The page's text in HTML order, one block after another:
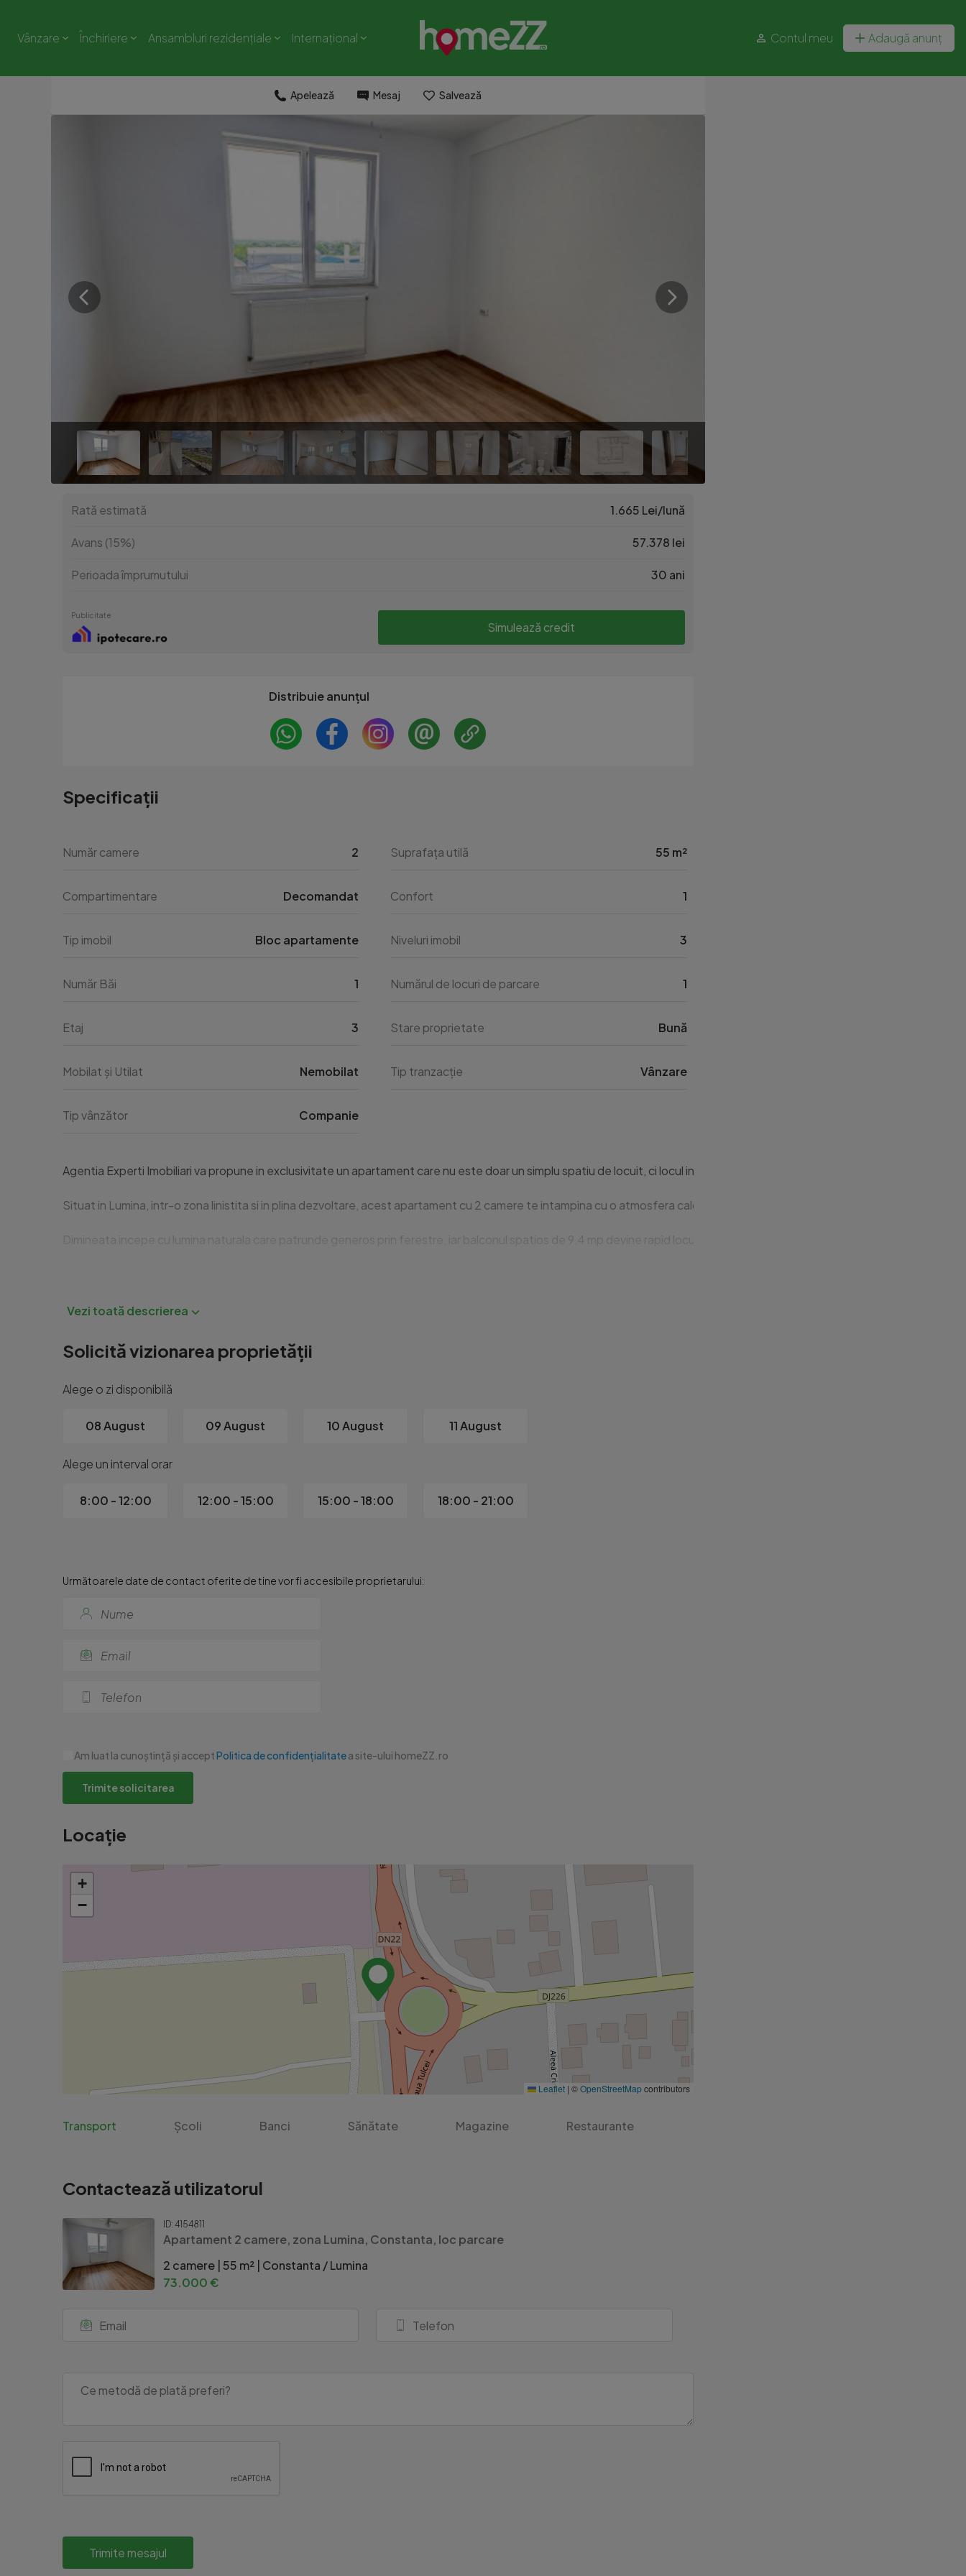
Vânzare Închiriere Ansambluri rezidențiale Internațional Contul meu Adaugă anunț
Apelează Mesaj Salvează
Rată estimată 1.665 Lei/lună
Avans (15%) 57.378 lei
Perioada împrumutului 30 ani
Publicitate
Simulează credit
Distribuie anunțul
Specificații
Număr camere 2 Suprafața utilă 55 m²
Compartimentare Decomandat Confort 1
Tip imobil Bloc apartamente Niveluri imobil 3
Număr Băi 1 Numărul de locuri de parcare 1
Etaj 3 Stare proprietate Bună
Mobilat și Utilat Nemobilat Tip tranzacție Vânzare
Tip vânzător Companie
Agentia Experti Imobiliari va propune in exclusivitate un apartament care nu este doar un simplu spatiu de locuit, ci locul in care povestea ta poate incepe.
Situat in Lumina, intr-o zona linistita si in plina dezvoltare, acest apartament cu 2 camere te intampina cu o atmosfera calda si primitoare, perfecta pentru un nou
Dimineata incepe cu lumina naturala care patrunde generos prin ferestre, iar balconul spatios de 9,4 mp devine rapid locul preferat pentru cafea, relaxare sau momente
Din punct de vedere juridic, proprietatea este libera de orice griji: cadastru si intabulare realizate, ceea ce asigura o tranzactie rapida si sigura.
Acest apartament reprezinta alegerea ideala pentru cei care cauta un camin confortabil, intr-o zona accesibila, dar si pentru investitorii care urmaresc o oportunitate cu
Id intern: P33376
Solicită vizionarea proprietății
Alege o zi disponibilă
08 August 09 August 10 August 11 August
Alege un interval orar
8:00 - 12:00 12:00 - 15:00 15:00 - 18:00 18:00 - 21:00
Următoarele date de contact oferite de tine vor fi accesibile proprietarului:
Am luat la cunoștință și acceptPolitica de confidențialitatea site-ului homeZZ.ro
Trimite solicitarea
Locație
+
−
Leaflet | ©OpenStreetMapcontributors
Transport Școli Banci Sănătate Magazine Restaurante
Contactează utilizatorul
ID: 4154811
Apartament 2 camere, zona Lumina, Constanta, loc parcare
2 camere | 55 m² | Constanta / Lumina
73.000 €
Trimite mesajul